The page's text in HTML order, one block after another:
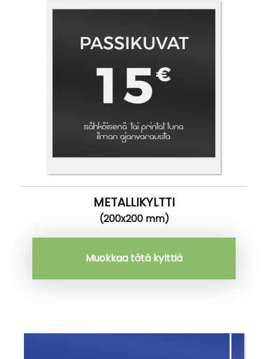
METALLIKYLTTI
(200x200 mm)
Muokkaa tätä kylttiä